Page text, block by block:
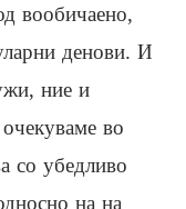
вообичаено,
денови. И
ние и
во
со убедливо
на на